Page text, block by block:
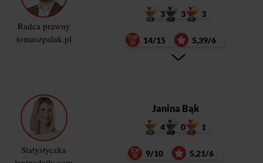
Radca prawny
tomaszpalak.pl
3 3 3
14/15 5,39/6
Statystyczka
Janina Bąk
4 0 1
9/10 5,21/6